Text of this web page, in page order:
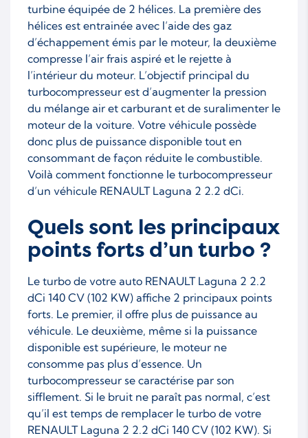
turbine équipée de 2 hélices. La première des
hélices est entrainée avec l’aide des gaz
d’échappement émis par le moteur, la deuxième
compresse l’air frais aspiré et le rejette à
l’intérieur du moteur. L’objectif principal du
turbocompresseur est d’augmenter la pression
du mélange air et carburant et de suralimenter le
moteur de la voiture. Votre véhicule possède
donc plus de puissance disponible tout en
consommant de façon réduite le combustible.
Voilà comment fonctionne le turbocompresseur
d’un véhicule RENAULT Laguna 2 2.2 dCi.
Quels sont les principaux
points forts d’un turbo ?
Le turbo de votre auto RENAULT Laguna 2 2.2
dCi 140 CV (102 KW) affiche 2 principaux points
forts. Le premier, il offre plus de puissance au
véhicule. Le deuxième, même si la puissance
disponible est supérieure, le moteur ne
consomme pas plus d’essence. Un
turbocompresseur se caractérise par son
sifflement. Si le bruit ne paraît pas normal, c’est
qu’il est temps de remplacer le turbo de votre
RENAULT Laguna 2 2.2 dCi 140 CV (102 KW). Si